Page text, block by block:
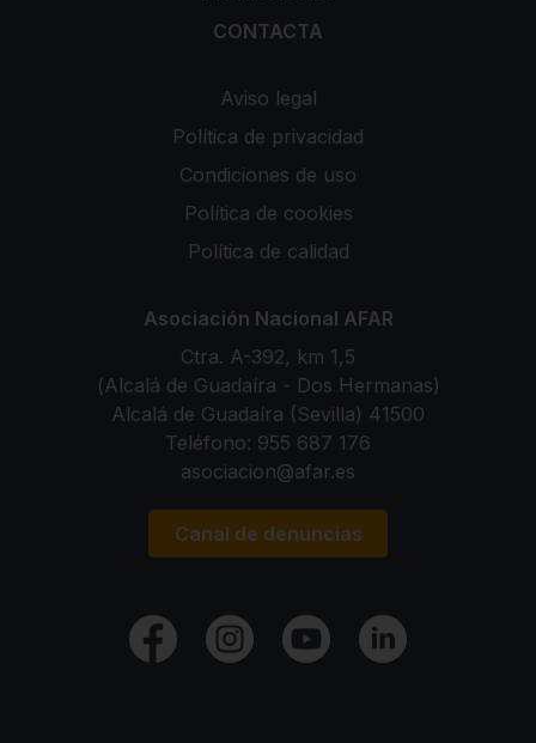
CONTACTA
Aviso legal
Política de privacidad
Condiciones de uso
Política de cookies
Política de calidad
Asociación Nacional AFAR
Ctra. A-392, km 1,5
(Alcalá de Guadaíra - Dos Hermanas)
41500 Alcalá de Guadaíra (Sevilla)
Teléfono: 955 687 176
asociacion@afar.es
Canal de denuncias